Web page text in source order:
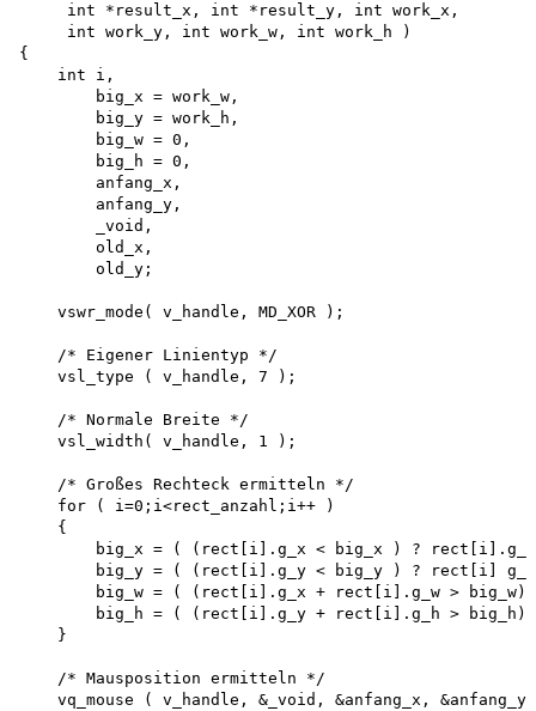
     int *result_x, int *result_y, int work_x,
     int work_y, int work_w, int work_h )
{
    int i,
        big_x = work_w,
        big_y = work_h,
        big_w = 0,
        big_h = 0,
        anfang_x,
        anfang_y,
        _void,
        old_x,
        old_y;
    vswr_mode( v_handle, MD_XOR );
    /* Eigener Linientyp */
    vsl_type ( v_handle, 7 );
    /* Normale Breite */
    vsl_width( v_handle, 1 );
    /* Großes Rechteck ermitteln */
    for ( i=0;i<rect_anzahl;i++ )
    {
big_x = ( (rect[i].g_x < big_x ) ?
big_y = ( (rect[i].g_y < big_y ) ? rect[i]
big_w = ( (rect[i].g_x + rect[i].g_w >
big_h = ( (rect[i].g_y + rect[i].g_h >
    }
    /* Mausposition ermitteln */
vq_mouse ( v_handle, &_void, &anfang_x, &anfang_y